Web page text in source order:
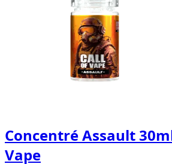
Concentré Assault
Vape